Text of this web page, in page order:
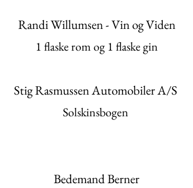
Randi Willumsen - Vin og Viden
​​​1 flaske rom og 1 flaske gin
Stig Rasmussen Automobiler A/S
Solskinsbogen ​
Bedemand Berner